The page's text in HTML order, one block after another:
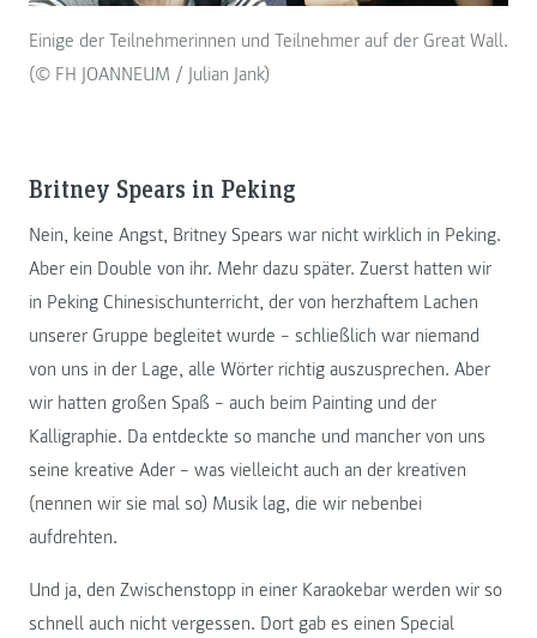
Einige der Teilnehmerinnen und Teilnehmer auf der Great Wall.
(© FH JOANNEUM / Julian Jank)
Britney Spears in Peking
Nein, keine Angst, Britney Spears war nicht wirklich in Peking.
Aber ein Double von ihr. Mehr dazu später. Zuerst hatten wir
in Peking Chinesischunterricht, der von herzhaftem Lachen
unserer Gruppe begleitet wurde – schließlich war niemand
von uns in der Lage, alle Wörter richtig auszusprechen. Aber
wir hatten großen Spaß – auch beim Painting und der
Kalligraphie. Da entdeckte so manche und mancher von uns
seine kreative Ader – was vielleicht auch an der kreativen
(nennen wir sie mal so) Musik lag, die wir nebenbei
aufdrehten.
Und ja, den Zwischenstopp in einer Karaokebar werden wir so
schnell auch nicht vergessen. Dort gab es einen Special